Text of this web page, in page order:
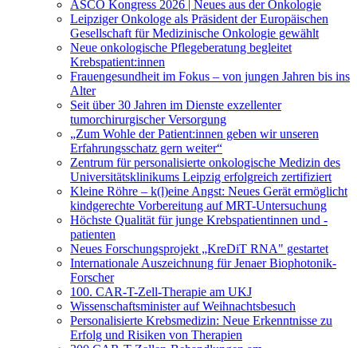
ASCO Kongress 2026 | Neues aus der Onkologie
Leipziger Onkologe als Präsident der Europäischen
Gesellschaft für Medizinische Onkologie gewählt
Neue onkologische Pflegeberatung begleitet
Krebspatient:innen
Frauengesundheit im Fokus – von jungen Jahren bis ins
Alter
Seit über 30 Jahren im Dienste exzellenter
tumorchirurgischer Versorgung
„Zum Wohle der Patient:innen geben wir unseren
Erfahrungsschatz gern weiter“
Zentrum für personalisierte onkologische Medizin des
Universitätsklinikums Leipzig erfolgreich zertifiziert
Kleine Röhre – k(l)eine Angst: Neues Gerät ermöglicht
kindgerechte Vorbereitung auf MRT-Untersuchung
Höchste Qualität für junge Krebspatientinnen und -
patienten
Neues Forschungsprojekt „KreDiT RNA" gestartet
Internationale Auszeichnung für Jenaer Biophotonik-
Forscher
100. CAR-T-Zell-Therapie am UKJ
Wissenschaftsminister auf Weihnachtsbesuch
Personalisierte Krebsmedizin: Neue Erkenntnisse zu
Erfolg und Risiken von Therapien